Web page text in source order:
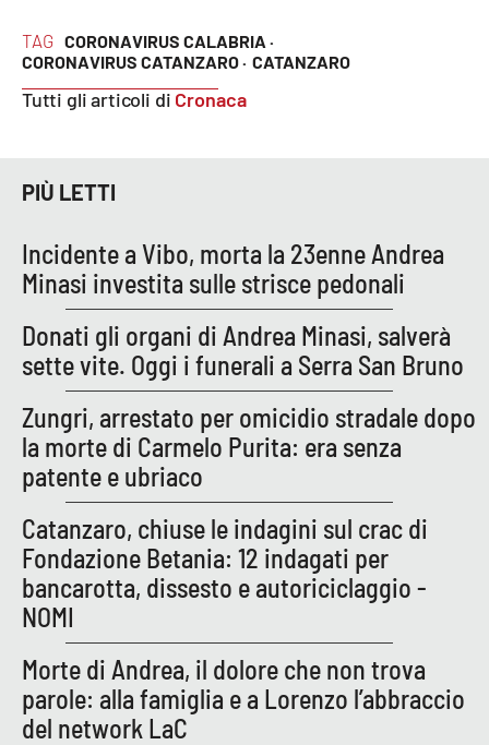
RUBRICHE
Parchi Marini Calabria
Leggendo Alvaro insieme
Le perfidie di Antonella Grippo
Venti di comunicazione
LaC TV
LaC Network
LaC OnAir
TAG CORONAVIRUS CALABRIA ·
CORONAVIRUS CATANZARO · CATANZARO
Tutti gli articoli di Cronaca
PIÙ LETTI
Incidente a Vibo, morta la 23enne Andrea
Minasi investita sulle strisce pedonali
Donati gli organi di Andrea Minasi, salverà
sette vite. Oggi i funerali a Serra San Bruno
Zungri, arrestato per omicidio stradale dopo
la morte di Carmelo Purita: era senza
patente e ubriaco
Catanzaro, chiuse le indagini sul crac di
Fondazione Betania: 12 indagati per
bancarotta, dissesto e autoriciclaggio -
NOMI
Morte di Andrea, il dolore che non trova
parole: alla famiglia e a Lorenzo l’abbraccio
del network LaC